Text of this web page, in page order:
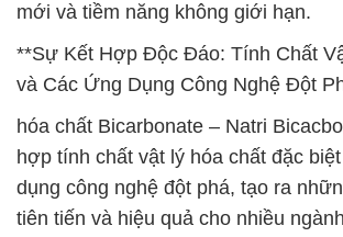
mới và tiềm năng không giới hạn.
**Sự Kết Hợp Độc Đáo: Tính Chất
và Các Ứng Dụng Công Nghệ Đột
hóa chất Bicarbonate – Natri
hợp tính chất vật lý hóa chất đặc
dụng công nghệ đột phá, tạo ra
tiên tiến và hiệu quả cho nhiều